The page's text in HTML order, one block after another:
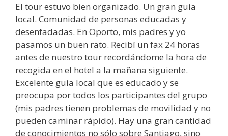
El tour estuvo bien organizado. Un gran guía
local. Comunidad de personas educadas y
desenfadadas. En Oporto, mis padres y yo
pasamos un buen rato. Recibí un fax 24 horas
antes de nuestro tour recordándome la hora de
recogida en el hotel a la mañana siguiente.
Excelente guía local que es educado y se
preocupa por todos los participantes del grupo
(mis padres tienen problemas de movilidad y no
pueden caminar rápido). Hay una gran cantidad
de conocimientos no sólo sobre Santiago, sino